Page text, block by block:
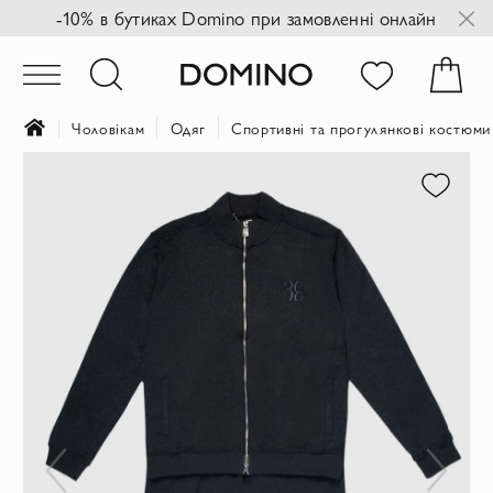
-10% в бутиках Domino при замовленні онлайн
Чоловікам Одяг Спортивні та прогулянкові костюми
зображень